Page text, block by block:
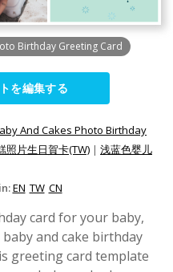
Birthday Greeting Card
を編集する
And Cakes Photo Birthday
照片生日賀卡(TW) | 浅蓝色婴儿
EN TW CN
card for your baby,
and cake birthday
greeting card template